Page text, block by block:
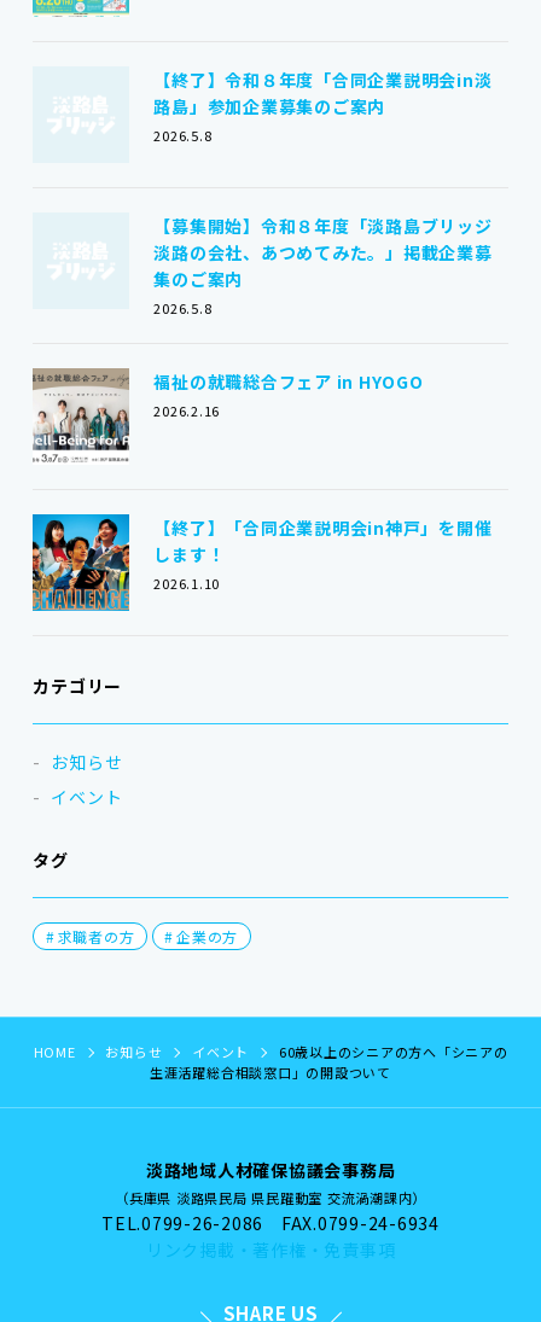
【終了】令和８年度「合同企業説明会in淡
路島」参加企業募集のご案内
2026.5.8
【募集開始】令和８年度「淡路島ブリッジ
淡路の会社、あつめてみた。」掲載企業募
集のご案内
2026.5.8
福祉の就職総合フェア in HYOGO
2026.2.16
【終了】「合同企業説明会in神戸」を開催
します！
2026.1.10
カテゴリー
お知らせ
イベント
タグ
求職者の方 企業の方
HOME お知らせ イベント
60歳以上のシニアの方へ「シニアの
生涯活躍総合相談窓口」の開設ついて
淡路地域人材確保協議会事務局
（兵庫県 淡路県民局 県民躍動室 交流渦潮課内）
TEL.0799-26-2086 FAX.0799-24-6934
リンク掲載・著作権・免責事項
SHARE US